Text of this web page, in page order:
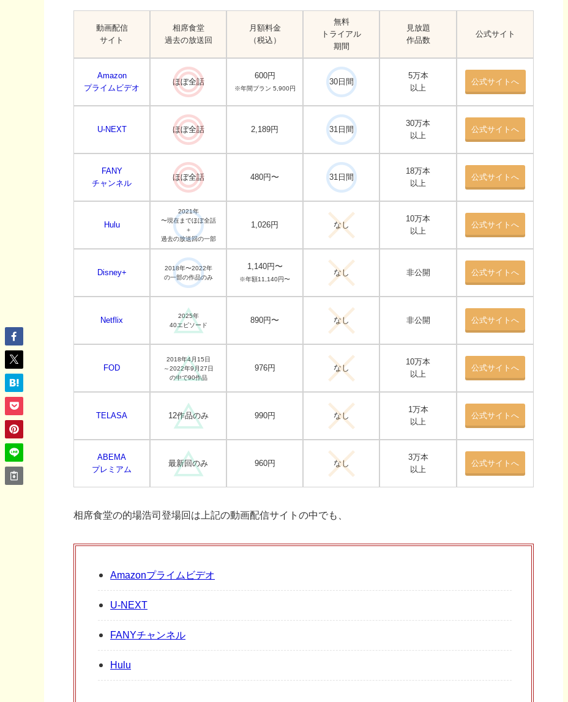
動画配信
サイト
相席食堂
過去の放送回
月額料金
（税込）
無料
トライアル
期間
見放題
作品数
公式サイト
Amazon
プライムビデオ
ほぼ全話
600円
※年間プラン 5,900円
30日間
5万本
以上
公式サイトへ
U-NEXT ほぼ全話 2,189円 31日間
30万本
以上
公式サイトへ
FANY
チャンネル
ほぼ全話 480円〜 31日間
18万本
以上
公式サイトへ
Hulu
2021年
〜現在までほぼ全話
＋
過去の放送回の一部
1,026円 なし
10万本
以上
公式サイトへ
Disney+
2018年〜2022年
の一部の作品のみ
1,140円〜
※年額11,140円〜
なし 非公開 公式サイトへ
Netflix
2025年
40エピソード
890円〜 なし 非公開 公式サイトへ
FOD
2018年4月15日
～2022年9月27日
の中で90作品
976円 なし
10万本
以上
公式サイトへ
TELASA 12作品のみ 990円 なし
1万本
以上
公式サイトへ
ABEMA
プレミアム
最新回のみ 960円 なし
3万本
以上
公式サイトへ
相席食堂の的場浩司登場回は上記の動画配信サイトの中でも、
Amazonプライムビデオ
U-NEXT
FANYチャンネル
Hulu